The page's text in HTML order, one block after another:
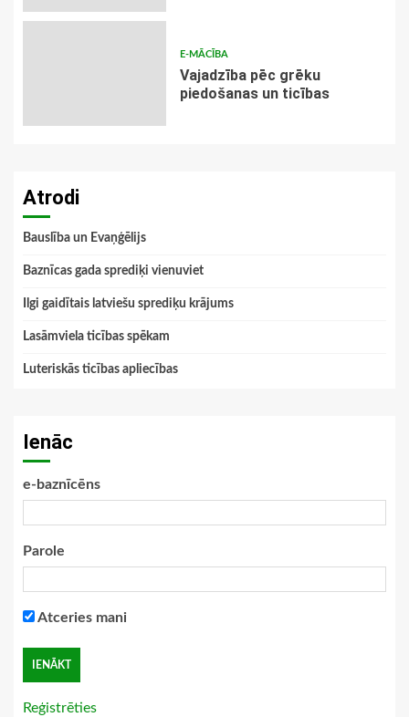
E-MĀCĪBA
Vajadzība pēc grēku
piedošanas un ticības
Atrodi
Bauslība un Evaņģēlijs
Baznīcas gada sprediķi vienuviet
Ilgi gaidītais latviešu sprediķu krājums
Lasāmviela ticības spēkam
Luteriskās ticības apliecības
Ienāc
e-baznīcēns
Parole
Atceries mani
Reģistrēties